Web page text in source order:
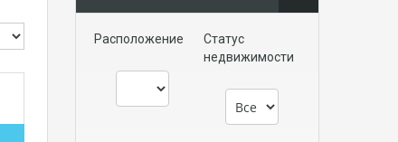
Расположение
Статус
недвижимости